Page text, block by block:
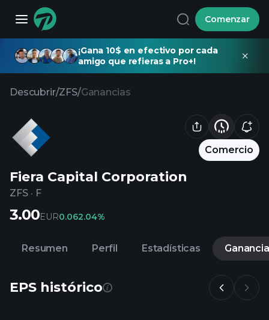
Comenzar
¡Gana 10$ en efectivo por cada
amigo que refieras a Pro+!
Descubrir/ZFS/Ganancias
Comercio
Fiera Capital Corporation
ZFS · F
3.00EUR0.062.04%
Resumen Perfil Estadísticas
EPS histórico